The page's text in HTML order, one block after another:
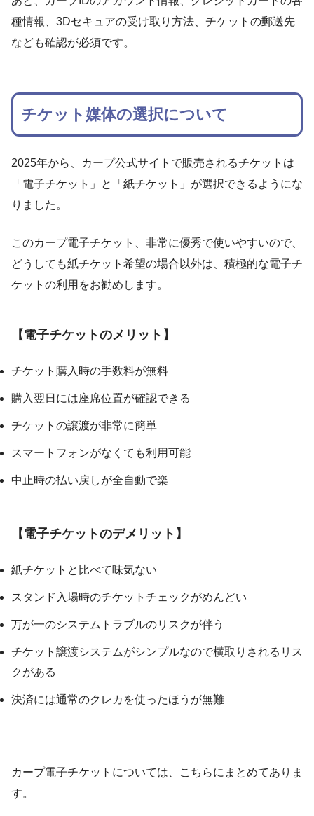
種情報、3Dセキュアの受け取り方法、チケットの郵送先
なども確認が必須です。
チケット媒体の選択について
2025年から、カープ公式サイトで販売されるチケットは
「電子チケット」と「紙チケット」が選択できるようにな
りました。
このカープ電子チケット、非常に優秀で使いやすいので、
どうしても紙チケット希望の場合以外は、積極的な電子チ
ケットの利用をお勧めします。
【電子チケットのメリット】
チケット購入時の手数料が無料
購入翌日には座席位置が確認できる
チケットの譲渡が非常に簡単
スマートフォンがなくても利用可能
中止時の払い戻しが全自動で楽
【電子チケットのデメリット】
紙チケットと比べて味気ない
スタンド入場時のチケットチェックがめんどい
万が一のシステムトラブルのリスクが伴う
チケット譲渡システムがシンプルなので横取りされるリス
クがある
決済には通常のクレカを使ったほうが無難
カープ電子チケットについては、こちらにまとめてありま
す。